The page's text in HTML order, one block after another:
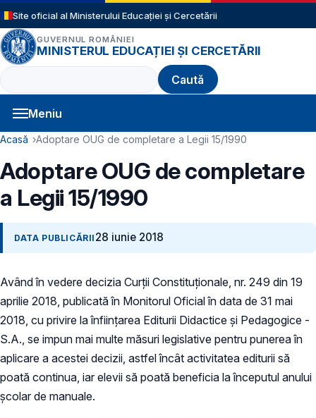
Sari la conținutul principal
Site oficial al Ministerului Educației și Cercetării
GUVERNUL ROMÂNIEI
MINISTERUL EDUCAȚIEI ȘI CERCETĂRII
Caută
Meniu
Navigație principală
Cale de navigare
Acasă Adoptare OUG de completare a Legii 15/1990
Adoptare OUG de completare
a Legii 15/1990
DATA PUBLICĂRII 28 iunie 2018
Având în vedere decizia Curții Constituționale, nr. 249 din 19
aprilie 2018, publicată în Monitorul Oficial în data de 31 mai
2018, cu privire la înființarea Editurii Didactice și Pedagogice -
S.A., se impun mai multe măsuri legislative pentru punerea în
aplicare a acestei decizii, astfel încât activitatea editurii să
poată continua, iar elevii să poată beneficia la începutul anului
școlar de manuale.